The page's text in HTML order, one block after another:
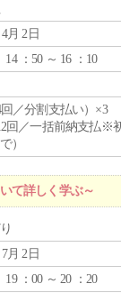
月 2日
14 ：50 ～ 16 ：10
回／分割支払い）×3
回／一括前納支払※
）
て詳しく学ぶ～
月 2日
19 ：00 ～ 20 ：20